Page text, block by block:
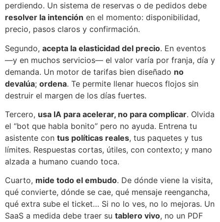
perdiendo. Un sistema de reservas o de pedidos debe
resolver la intención en el momento: disponibilidad,
precio, pasos claros y confirmación.
Segundo, acepta la elasticidad del precio. En eventos
—y en muchos servicios— el valor varía por franja, día y
demanda. Un motor de tarifas bien diseñado no
devalúa; ordena. Te permite llenar huecos flojos sin
destruir el margen de los días fuertes.
Tercero, usa IA para acelerar, no para complicar. Olvida
el “bot que habla bonito” pero no ayuda. Entrena tu
asistente con tus políticas reales, tus paquetes y tus
límites. Respuestas cortas, útiles, con contexto; y mano
alzada a humano cuando toca.
Cuarto, mide todo el embudo. De dónde viene la visita,
qué convierte, dónde se cae, qué mensaje reengancha,
qué extra sube el ticket… Si no lo ves, no lo mejoras. Un
SaaS a medida debe traer su tablero vivo, no un PDF